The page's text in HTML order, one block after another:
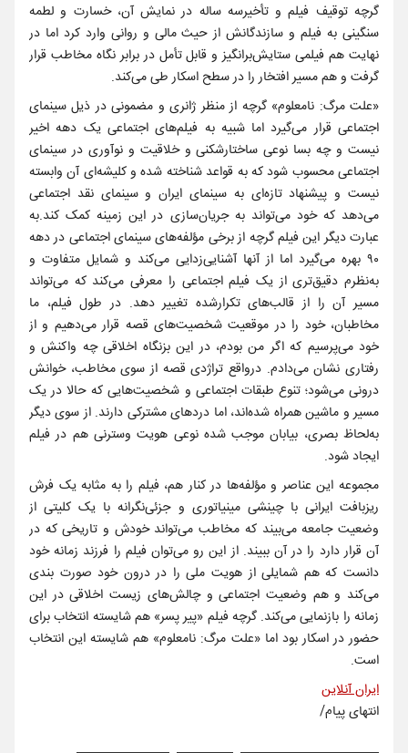
گرچه توقیف فیلم و تأخیرسه ساله در نمایش آن، خسارت و لطمه
سنگینی به فیلم و سازندگانش از حیث مالی و روانی وارد کرد اما در
نهایت هم فیلمی ستایش‌برانگیز و قابل تأمل در برابر نگاه مخاطب قرار
گرفت و هم مسیر افتخار را در سطح اسکار طی می‌کند.
«علت مرگ: نامعلوم» گرچه از منظر ژانری و مضمونی در ذیل سینمای
اجتماعی قرار می‌گیرد اما شبیه به فیلم‌های اجتماعی یک دهه اخیر
نیست و چه بسا نوعی ساختارشکنی و خلاقیت و نوآوری در سینمای
اجتماعی محسوب شود که به قواعد شناخته شده و کلیشه‌ای آن وابسته
نیست و پیشنهاد تازه‌ای به سینمای ایران و سینمای نقد اجتماعی
می‌دهد که خود می‌تواند به جریان‌سازی در این زمینه کمک کند.به
عبارت دیگر این فیلم گرچه از برخی مؤلفه‌های سینمای اجتماعی در دهه
۹۰ بهره می‌گیرد اما از آنها آشنایی‌زدایی می‌کند و شمایل متفاوت و
به‌نظرم دقیق‌تری از یک فیلم اجتماعی را معرفی می‌کند که می‌تواند
مسیر آن را از قالب‌های تکرارشده تغییر دهد. در طول فیلم، ما
مخاطبان، خود را در موقعیت شخصیت‌های قصه قرار می‌دهیم و از
خود می‌پرسیم که اگر من بودم، در این بزنگاه اخلاقی چه واکنش و
رفتاری نشان می‌دادم. درواقع تراژدی قصه از سوی مخاطب، خوانش
درونی می‌شود؛ تنوع طبقات اجتماعی و شخصیت‌هایی که حالا در یک
مسیر و ماشین همراه شده‌اند، اما دردهای مشترکی دارند. از سوی دیگر
به‌لحاظ بصری، بیابان موجب شده نوعی هویت وسترنی هم در فیلم
ایجاد شود.
مجموعه این عناصر و مؤلفه‌ها در کنار هم، فیلم را به مثابه یک فرش
ریزبافت ایرانی با چینشی مینیاتوری و جزئی‌نگرانه با یک کلیتی از
وضعیت جامعه می‌بیند که مخاطب می‌تواند خودش و تاریخی که در
آن قرار دارد را در آن ببیند. از این رو می‌توان فیلم را فرزند زمانه خود
دانست که هم شمایلی از هویت ملی را در درون خود صورت بندی
می‌کند و هم وضعیت اجتماعی و چالش‌های زیست اخلاقی در این
زمانه را بازنمایی می‌کند. گرچه فیلم «پیر پسر» هم شایسته انتخاب برای
حضور در اسکار بود اما «علت مرگ: نامعلوم» هم شایسته این انتخاب
است.
ایران آنلاین
انتهای پیام/